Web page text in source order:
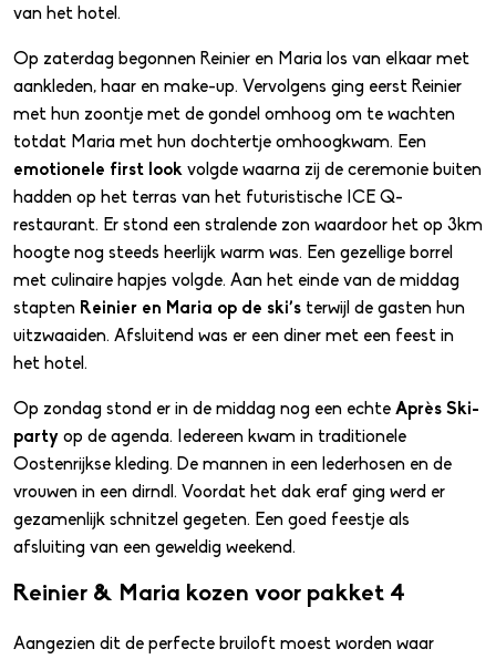
van het hotel.
Op zaterdag begonnen Reinier en Maria los van elkaar met
aankleden, haar en make-up. Vervolgens ging eerst Reinier
met hun zoontje met de gondel omhoog om te wachten
totdat Maria met hun dochtertje omhoogkwam. Een
emotionele first look volgde waarna zij de ceremonie buiten
hadden op het terras van het futuristische ICE Q-
restaurant. Er stond een stralende zon waardoor het op 3km
hoogte nog steeds heerlijk warm was. Een gezellige borrel
met culinaire hapjes volgde. Aan het einde van de middag
stapten Reinier en Maria op de ski’s terwijl de gasten hun
uitzwaaiden. Afsluitend was er een diner met een feest in
het hotel.
Op zondag stond er in de middag nog een echte Après Ski-
party op de agenda. Iedereen kwam in traditionele
Oostenrijkse kleding. De mannen in een lederhosen en de
vrouwen in een dirndl. Voordat het dak eraf ging werd er
gezamenlijk schnitzel gegeten. Een goed feestje als
afsluiting van een geweldig weekend.
Reinier & Maria kozen voor pakket 4
Aangezien dit de perfecte bruiloft moest worden waar
Pakketten
Onze trouwvideo's